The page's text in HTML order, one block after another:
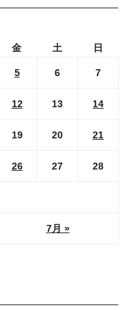
金 土 日
7月 »
5 6 7
12 13 14
19 20 21
26 27 28